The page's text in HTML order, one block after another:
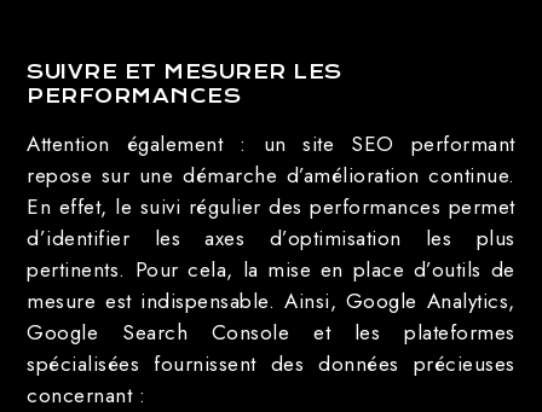
SUIVRE ET MESURER LES
PERFORMANCES
Attention également : un site SEO performant
repose sur une démarche d’amélioration continue.
En effet, le suivi régulier des performances permet
d’identifier les axes d’optimisation les plus
pertinents. Pour cela, la mise en place d’outils de
mesure est indispensable. Ainsi, Google Analytics,
Google Search Console et les plateformes
spécialisées fournissent des données précieuses
concernant :